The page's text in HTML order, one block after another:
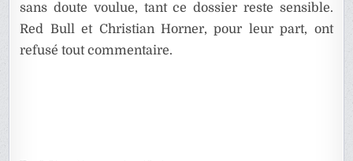
sans doute voulue, tant ce dossier reste sensible.
Red Bull et Christian Horner, pour leur part, ont
refusé tout commentaire.